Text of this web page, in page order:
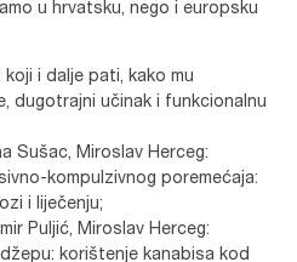
u hrvatsku, nego i europsku
i dalje pati, kako mu
dugotrajni učinak i funkcionalnu
Sušac, Miroslav Herceg:
kompulzivnog poremećaja:
i liječenju;
Puljić, Miroslav Herceg:
korištenje kanabisa kod